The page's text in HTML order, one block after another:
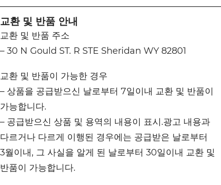
교환 및 반품 안내
교환 및 반품 주소
– 30 N Gould ST. R STE Sheridan WY 82801
교환 및 반품이 가능한 경우
– 상품을 공급받으신 날로부터 7일이내 교환 및 반품이
가능합니다.
– 공급받으신 상품 및 용역의 내용이 표시.광고 내용과
다르거나 다르게 이행된 경우에는 공급받은 날로부터
3월이내, 그 사실을 알게 된 날로부터 30일이내 교환 및
반품이 가능합니다.